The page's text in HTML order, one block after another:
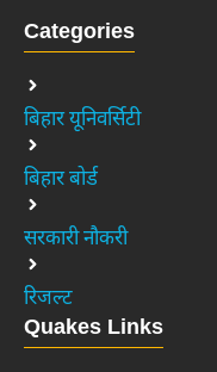
Categories
बिहार यूनिवर्सिटी
बिहार बोर्ड
सरकारी नौकरी
रिजल्ट
Quakes Links